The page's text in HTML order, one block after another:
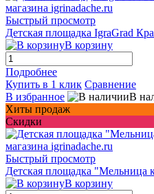
Быстрый просмотр
Детская площадка IgraGrad
В корзину
Подробнее
Купить в 1 клик Сравнение
В избранное
В
Хиты продаж
Скидки
Быстрый просмотр
Детская площадка "Мельница
В корзину